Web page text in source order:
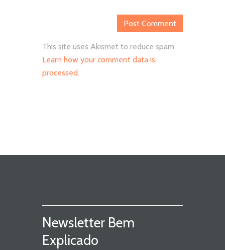
This site uses Akismet to reduce spam.
Learn how your comment data is
processed.
Newsletter Bem
Explicado